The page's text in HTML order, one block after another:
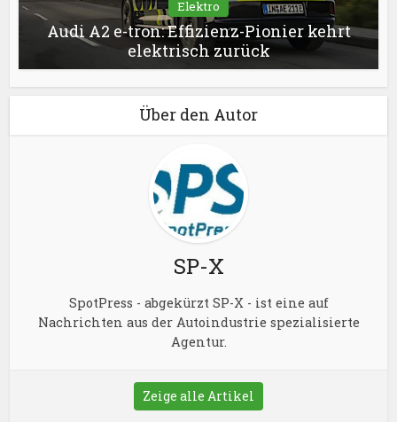
Elektro
Audi A2 e-tron: Effizienz-Pionier kehrt
elektrisch zurück
Über den Autor
SP-X
SpotPress - abgekürzt SP-X - ist eine auf
Nachrichten aus der Autoindustrie spezialisierte
Agentur.
Zeige alle Artikel